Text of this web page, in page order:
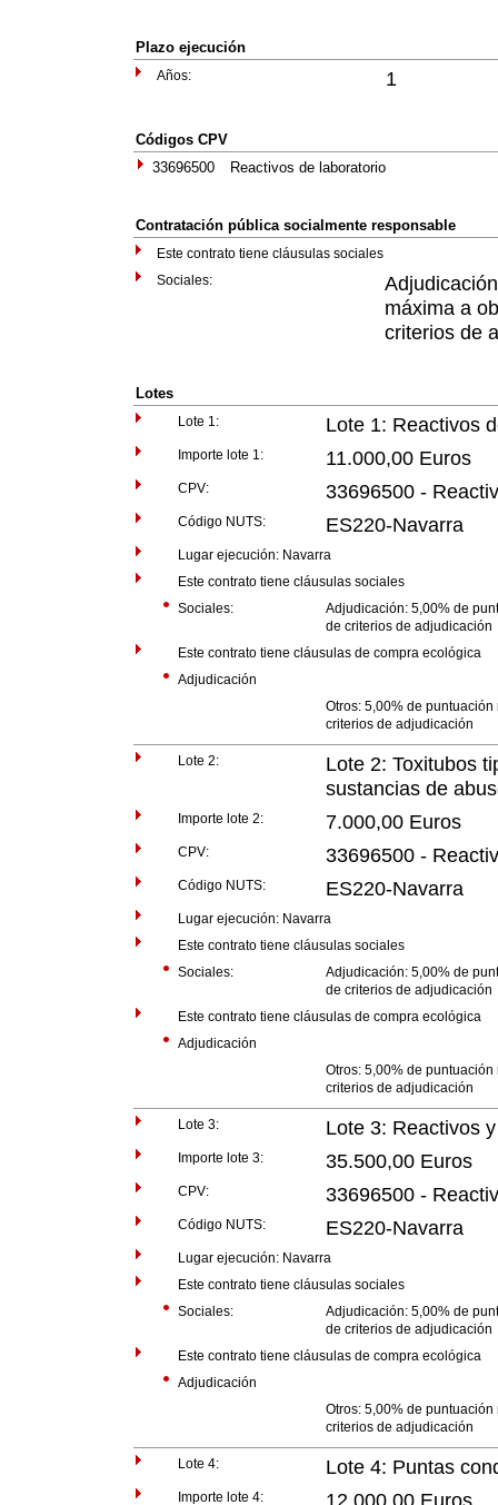
Plazo ejecución
Años: 1
Códigos CPV
33696500
Reactivos de laboratorio
Contratación pública socialmente responsable
Este contrato tiene cláusulas sociales
Sociales:
máxima a
criterios de
Lotes
Lote 1: Lote 1: Reactivos
Importe lote 1: 11.000,00 Euros
CPV: 33696500 -
Código NUTS: ES220-Navarra
Lugar ejecución: Navarra
Este contrato tiene cláusulas sociales
Sociales:
Adjudicación: 5,00% de
de criterios de adjudicación
Este contrato tiene cláusulas de compra ecológica
Adjudicación
Otros: 5,00% de
criterios de adjudicación
Lote 2:
Lote 2: Toxitubos
sustancias de
Importe lote 2: 7.000,00 Euros
CPV: 33696500 -
Código NUTS: ES220-Navarra
Lugar ejecución: Navarra
Este contrato tiene cláusulas sociales
Sociales:
Adjudicación: 5,00% de
de criterios de adjudicación
Este contrato tiene cláusulas de compra ecológica
Adjudicación
Otros: 5,00% de
criterios de adjudicación
Lote 3: Lote 3: Reactivos
Importe lote 3: 35.500,00 Euros
CPV: 33696500 -
Código NUTS: ES220-Navarra
Lugar ejecución: Navarra
Este contrato tiene cláusulas sociales
Sociales:
Adjudicación: 5,00% de
de criterios de adjudicación
Este contrato tiene cláusulas de compra ecológica
Adjudicación
Otros: 5,00% de
criterios de adjudicación
Lote 4: Lote 4: Puntas
Importe lote 4: